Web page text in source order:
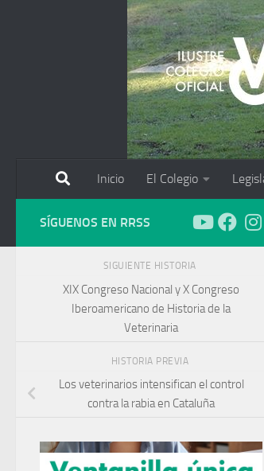
Inicio El Colegio
SÍGUENOS EN RRSS
SIGUIENTE HISTORIA
XIX Congreso Nacional y X Congreso
Iberoamericano de Historia de la
Veterinaria
HISTORIA PREVIA
Los veterinarios intensifican el control
contra la rabia en Cataluña